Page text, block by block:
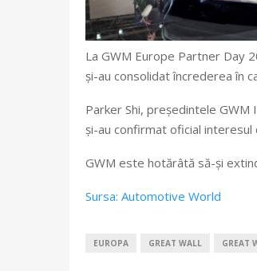
La GWM Europe Partner Day
și-au consolidat încrederea în
Parker Shi, președintele
și-au confirmat oficial
GWM este hotărâtă să-și
Sursa: Automotive World
EUROPA GREAT WALL GREAT